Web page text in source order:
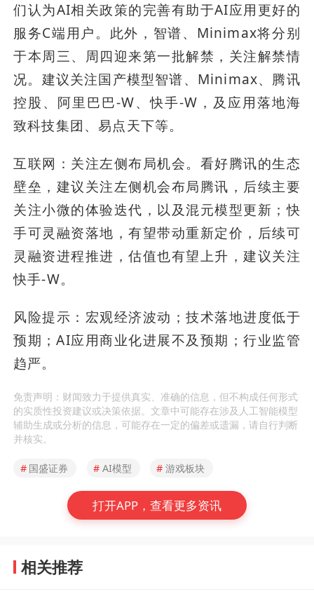
们认为AI相关政策的完善有助于AI应用更好的
服务C端用户。此外，智谱、Minimax将分别
于本周三、周四迎来第一批解禁，关注解禁情
况。建议关注国产模型智谱、Minimax、腾讯
控股、阿里巴巴-W、快手-W，及应用落地海
致科技集团、易点天下等。
互联网：关注左侧布局机会。看好腾讯的生态
壁垒，建议关注左侧机会布局腾讯，后续主要
关注小微的体验迭代，以及混元模型更新；快
手可灵融资落地，有望带动重新定价，后续可
灵融资进程推进，估值也有望上升，建议关注
快手-W。
风险提示：宏观经济波动；技术落地进度低于
预期；AI应用商业化进展不及预期；行业监管
趋严。
免责声明：财闻致力于提供真实、准确的信息，但不构成任何形式
的实质性投资建议或决策依据。文章中可能存在涉及人工智能模型
辅助生成或分析的信息，可能存在一定的偏差或遗漏，请自行判断
并核实。
# 国盛证券 # AI模型 # 游戏板块
打开APP，查看更多资讯
相关推荐